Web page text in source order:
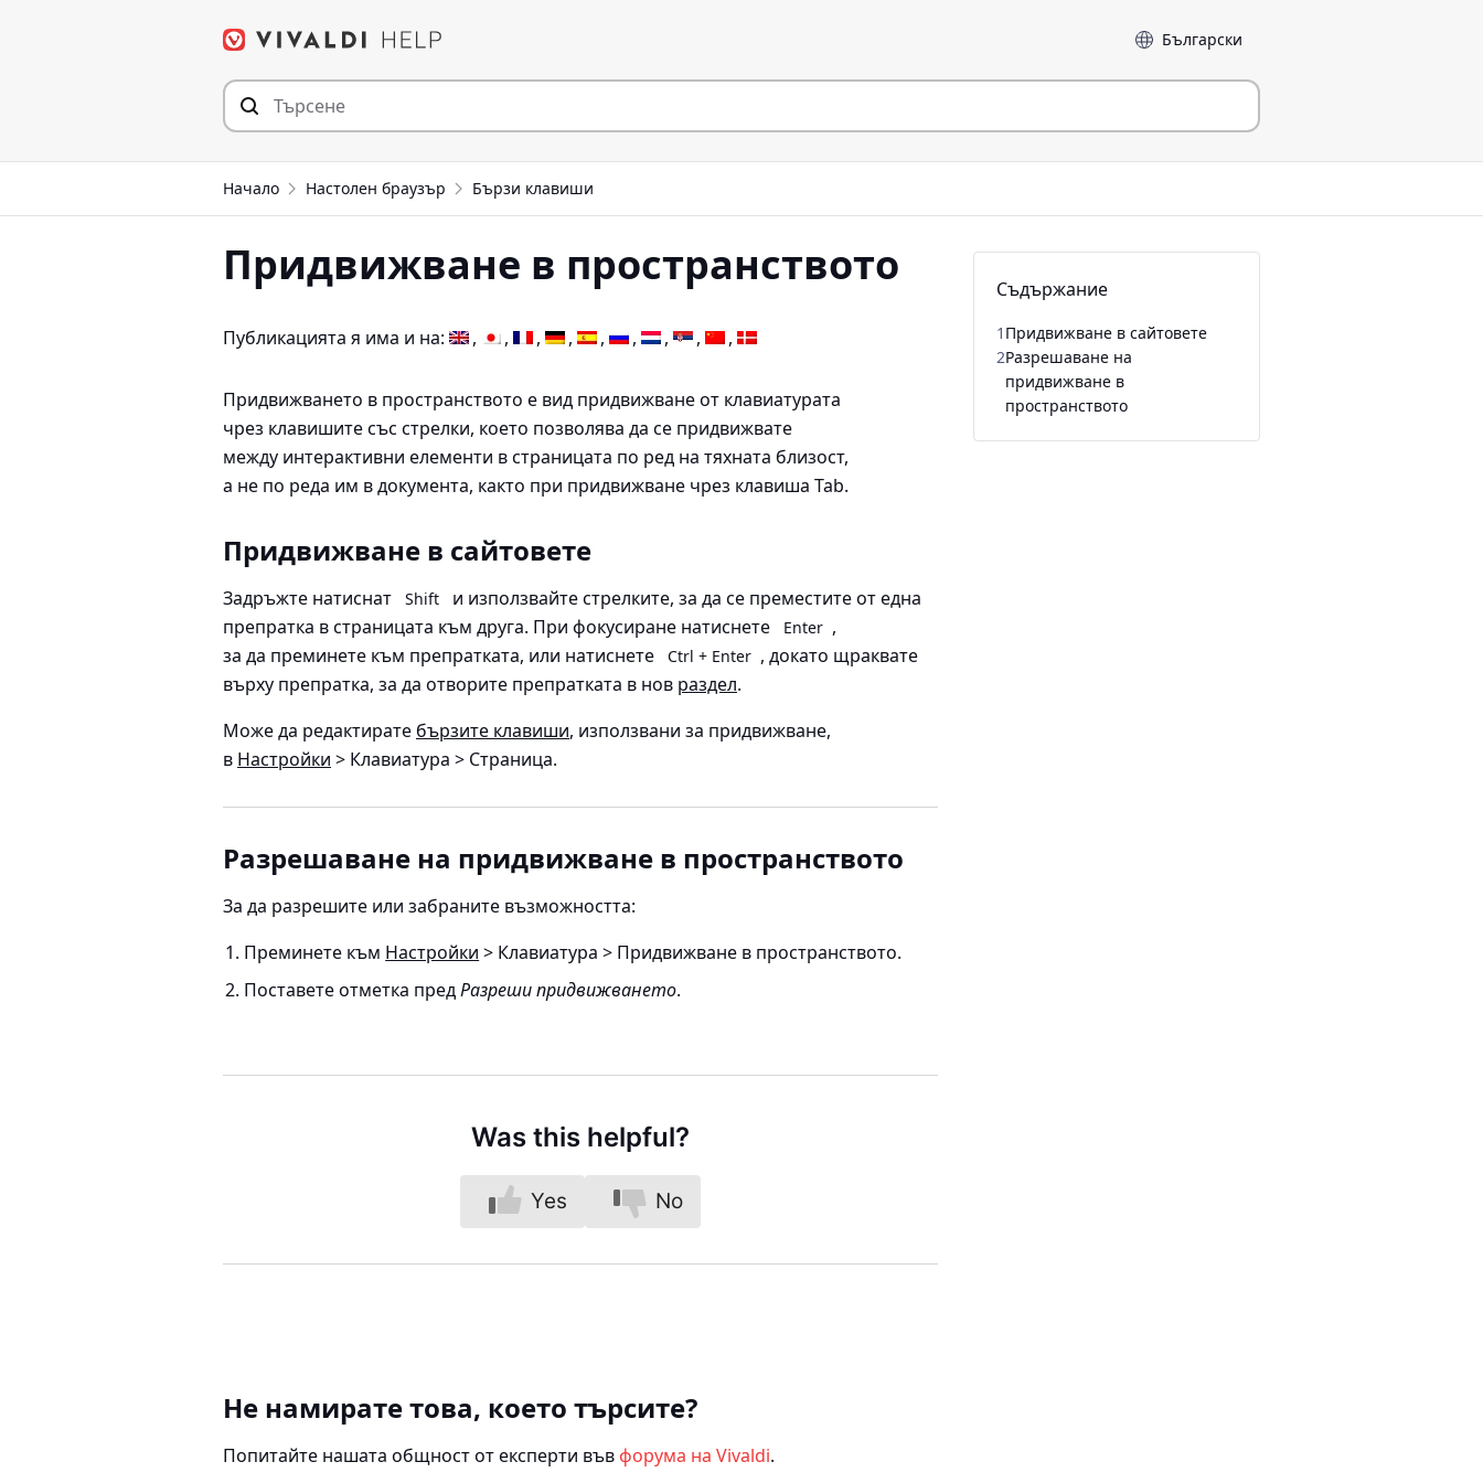
Език
Начало Настолен браузър Бързи клавиши
Придвижване в пространството
Публикацията я има и на:
Придвижването в пространството е вид придвижване от клавиатурата
чрез клавишите със стрелки, което позволява да се придвижвате
между интерактивни елементи в страницата по ред на тяхната близост,
а не по реда им в документа, както при придвижване чрез клавиша Tab.
Придвижване в сайтовете
Задръжте натиснат Shift
и използвайте стрелките, за да се преместите от една
препратка в страницата към друга. При фокусиране натиснете
Enter ,
за да преминете към препратката, или натиснете
Ctrl + Enter , докато щраквате
върху препратка, за да отворите препратката в нов раздел.
Може да редактирате бързите клавиши, използвани за придвижване,
в Настройки > Клавиатура > Страница.
Разрешаване на придвижване в пространството
За да разрешите или забраните възможността:
Преминете към Настройки > Клавиатура > Придвижване в пространството.
Поставете отметка предРазреши придвижването.
Was this helpful?
Yes No
Съдържание
1 Придвижване в сайтовете
2Разрешаване на
придвижване в
пространството
Не намирате това, което търсите?
Попитайте нашата общност от експерти въвфорума на Vivaldi.